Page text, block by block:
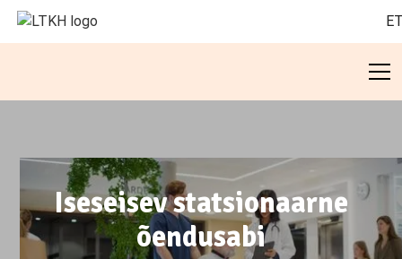
Iseseisev statsionaarne
õendusabi